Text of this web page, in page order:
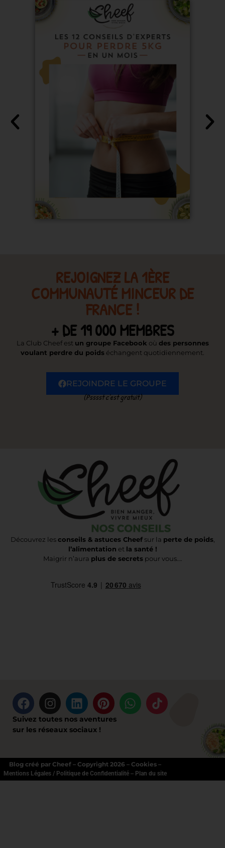
REJOIGNEZ LA 1ÈRE
COMMUNAUTÉ MINCEUR DE
FRANCE !
+ DE 19 000 MEMBRES
La Club Cheef est un groupe Facebook où des personnes
voulant perdre du poids échangent quotidiennement.
REJOINDRE LE GROUPE
(Psssst c’est gratuit)
Découvrez lesconseils & astuces Cheefsur la perte de poids,
l’alimentation et la santé !
Maigrir n’aura plus de secretspour vous….
Suivez toutes nos aventures
sur les réseaux sociaux !
Blog créé par Cheef – Copyright 2026 – Cookies –
Mentions Légales / Politique de Confidentialité– Plan du site